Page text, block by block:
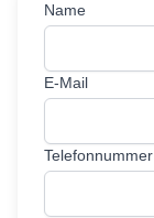
Name
E-Mail
Telefonnummer